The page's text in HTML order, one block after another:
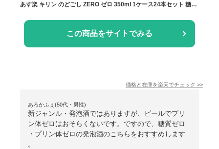
あす楽 キリン のどごし ZERO ゼロ 350ml 1ケース24本セット 糖質ゼロ プリン体ゼロ 甘味料ゼロ 発泡酒 ビール 缶ビール 缶 麒麟 キリンビール きりん 男性 男 お酒 酒 家飲み 宅飲み 女性 女 おすすめ ギフト プレゼント 贈り物 お祝い 誕生日 内祝い お返し
この商品をサイトでみる
価格と在庫を楽天でチェック >>
あろかふぇ(50代・男性)
新ジャンル・発泡酒ではありますが、ビールでプリ
ン体ゼロはおそらくないです。ですので、糖質ゼロ
・プリン体ゼロの発泡酒のこちらをおすすめします
。